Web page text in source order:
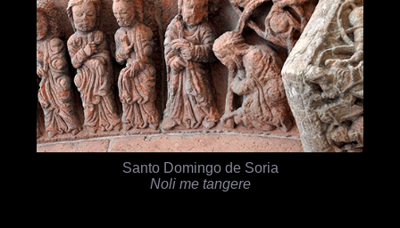
Santo Domingo de Soria
Noli me tangere